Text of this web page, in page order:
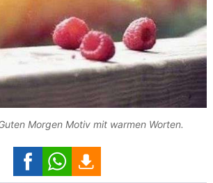
Morgen Motiv mit warmen Worten.